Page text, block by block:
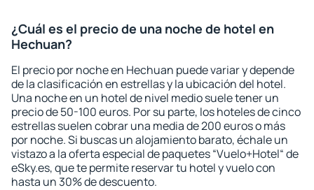
¿Cuál es el precio de una noche de hotel en
Hechuan?
El precio por noche en Hechuan puede variar y depende
de la clasificación en estrellas y la ubicación del hotel.
Una noche en un hotel de nivel medio suele tener un
precio de 50-100 euros. Por su parte, los hoteles de cinco
estrellas suelen cobrar una media de 200 euros o más
por noche. Si buscas un alojamiento barato, échale un
vistazo a la oferta especial de paquetes “Vuelo+Hotel“ de
eSky.es, que te permite reservar tu hotel y vuelo con
hasta un 30% de descuento.